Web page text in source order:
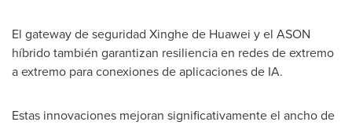
El gateway de seguridad Xinghe de Huawei y el ASON
híbrido también garantizan resiliencia en redes de extremo
a extremo para conexiones de aplicaciones de IA.
Estas innovaciones mejoran significativamente el ancho de